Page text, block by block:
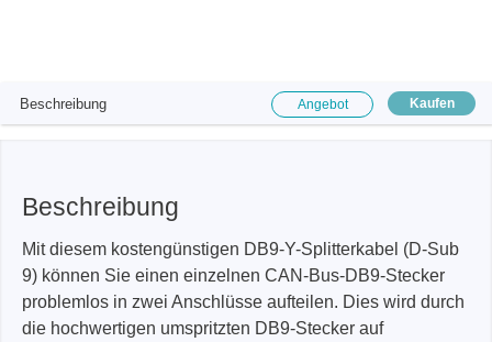
Beschreibung Angebot Kaufen
Beschreibung
Mit diesem kostengünstigen DB9-Y-Splitterkabel (D-Sub
9) können Sie einen einzelnen CAN-Bus-DB9-Stecker
problemlos in zwei Anschlüsse aufteilen. Dies wird durch
die hochwertigen umspritzten DB9-Stecker auf